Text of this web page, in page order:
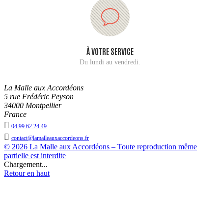
À VOTRE SERVICE
Du lundi au vendredi.
La Malle aux Accordéons
5 rue Frédéric Peyson
34000 Montpellier
France
 04 99 62 24 49
 contact@lamalleauxaccordeons.fr
© 2026 La Malle aux Accordéons – Toute reproduction même
partielle est interdite
Chargement...
Retour en haut